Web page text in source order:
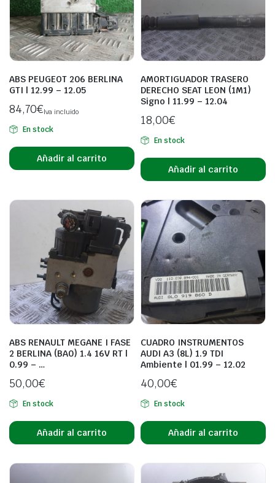
ABS PEUGEOT 206 BERLINA
GTI | 12.99 – 12.05
84,70€Iva incluido
En stock
Añadir al carrito
AMORTIGUADOR TRASERO
DERECHO SEAT LEON (1M1)
Signo | 11.99 – 12.04
18,00€
En stock
Añadir al carrito
ABS RENAULT MEGANE I FASE
2 BERLINA (BA0) 1.4 16V RT |
0.99 – …
50,00€
En stock
Añadir al carrito
CUADRO INSTRUMENTOS
AUDI A3 (8L) 1.9 TDI
Ambiente | 01.99 – 12.02
40,00€
En stock
Añadir al carrito